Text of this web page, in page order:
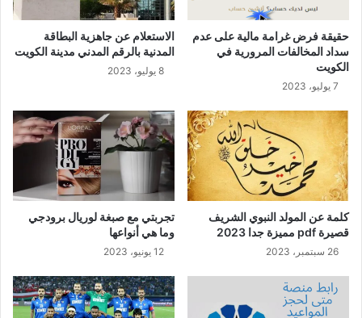
حقيقة فرض غرامة مالية على عدم
سداد المخالفات المرورية في
الكويت
7 يوليو، 2023
الاستعلام عن جاهزية البطاقة
المدنية بالرقم المدني مدينة الكويت
8 يوليو، 2023
كلمة عن المولد النبوي الشريف
قصيرة pdf مميزة جدا 2023
26 سبتمبر، 2023
تجربتي مع صبغة لوريال برودجي
وما هي أنواعها
12 يونيو، 2023